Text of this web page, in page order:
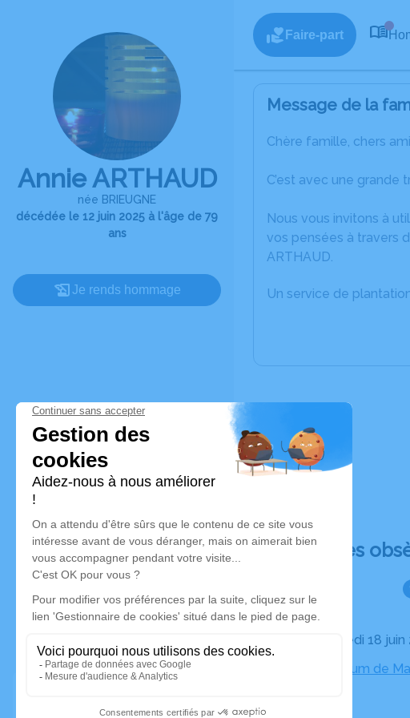
Annie ARTHAUD
née BRIEUGNE
décédée le 12 juin 2025 à l'âge de 79
ans
Je rends hommage
Faire-part
Message de la
Chère famille, chers
C’est avec une grande
Nous vous invitons à
vos pensées à travers
ARTHAUD.
Un service de
Déroulé des
Le mercredi 18
Crématorium de